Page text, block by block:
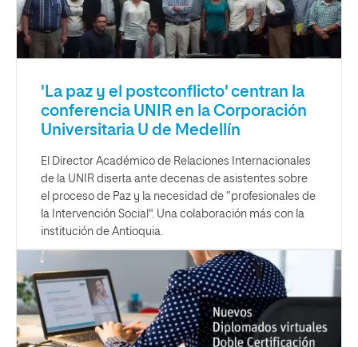
'La paz y el postconflicto' centran la
conferencia UNIR en la Corporación
Universitaria U de Medellín
El Director Académico de Relaciones Internacionales
de la UNIR diserta ante decenas de asistentes sobre
el proceso de Paz y la necesidad de “profesionales de
la Intervención Social". Una colaboración más con la
institución de Antioquia.